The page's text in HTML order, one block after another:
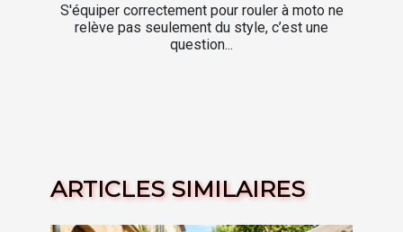
S'équiper correctement pour rouler à moto ne
relève pas seulement du style, c’est une
question...
ARTICLES SIMILAIRES